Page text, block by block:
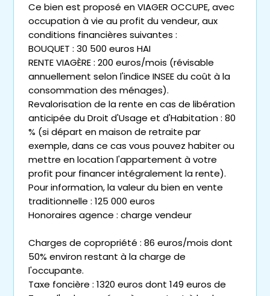
Ce bien est proposé en VIAGER OCCUPE, avec
occupation à vie au profit du vendeur, aux
conditions financières suivantes :
BOUQUET : 30 500 euros HAI
RENTE VIAGÈRE : 200 euros/mois (révisable
annuellement selon l'indice INSEE du coût à la
consommation des ménages).
Revalorisation de la rente en cas de libération
anticipée du Droit d'Usage et d'Habitation : 80
% (si départ en maison de retraite par
exemple, dans ce cas vous pouvez habiter ou
mettre en location l'appartement à votre
profit pour financer intégralement la rente).
Pour information, la valeur du bien en vente
traditionnelle : 125 000 euros
Honoraires agence : charge vendeur
Charges de copropriété : 86 euros/mois dont
50% environ restant à la charge de
l'occupante.
Taxe foncière : 1320 euros dont 149 euros de